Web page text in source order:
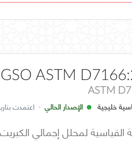
GSO ASTM
ASTM
خليجية الإصدار الحالي · اعتمدت
القياسية لمحلل إجمالي